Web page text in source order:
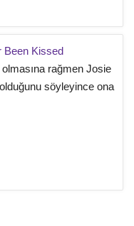
Been Kissed
olmasına rağmen Josie
söyleyince ona